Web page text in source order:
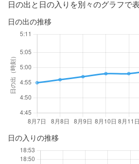
日の出と日の入りを別々のグラフで
日の出の推移
日の入りの推移